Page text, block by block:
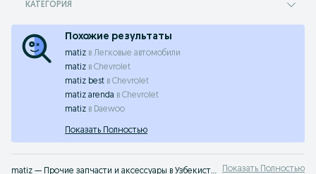
КАТЕГОРИЯ
Похожие результаты
matiz в Легковые автомобили
matiz в Chevrolet
matiz best в Chevrolet
matiz arenda в Chevrolet
matiz в Daewoo
Показать Полностью
matiz — Прочие запчасти и аксессуары в Узбекистане ✔️ Разнообразный выбор товаров по доступным ценам ⭐ Удобно и быстро — на OLX.uz Показать Полностью